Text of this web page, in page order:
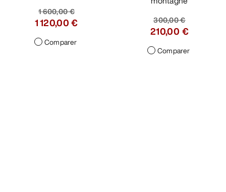
1 600,00 €
1 120,00 €
Comparer
300,00 €
210,00 €
Comparer